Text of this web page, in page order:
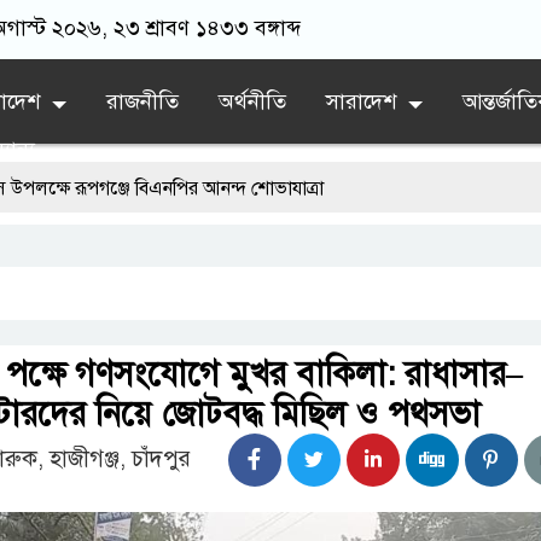
২০২৬, ২৩ শ্রাবণ ১৪৩৩ বঙ্গাব্দ
রাজনীতি অর্থনীতি সারাদেশ
বিএনপির আনন্দ শোভাযাত্রা
নতুন অধ্যায়
ফরিদগঞ্জে অহিংস গণঅভ্যুত্থান বাংলাদেশের উঠান বৈঠক
পক্ষে গণসংযোগে মুখর বাকিলা: রাধাসার–
নিয়ে জোটবদ্ধ মিছিল ও পথসভা
হাজীগঞ্জ, চাঁদপুর